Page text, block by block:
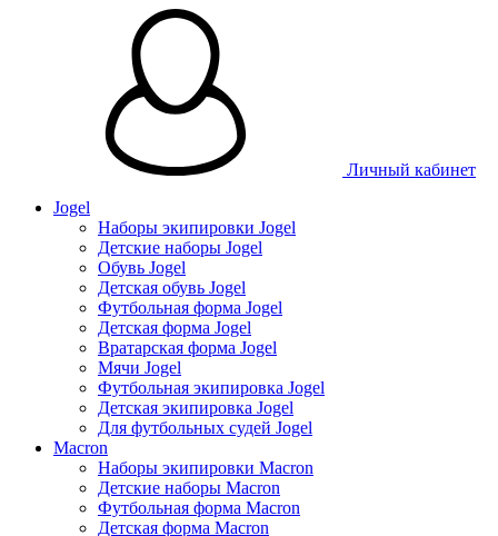
Личный кабинет
Jogel
Наборы экипировки Jogel
Детские наборы Jogel
Обувь Jogel
Детская обувь Jogel
Футбольная форма Jogel
Детская форма Jogel
Вратарская форма Jogel
Мячи Jogel
Футбольная экипировка Jogel
Детская экипировка Jogel
Для футбольных судей Jogel
Macron
Наборы экипировки Macron
Детские наборы Macron
Футбольная форма Macron
Детская форма Macron